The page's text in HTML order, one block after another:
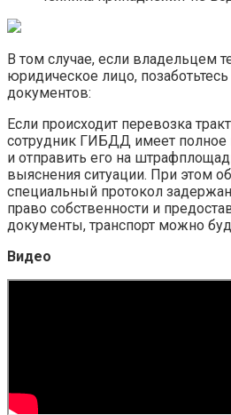
В том случае, если владельцем
юридическое лицо,
документов:
Если происходит перевозка
сотрудник ГИБДД имеет полное
и отправить его на
выяснения ситуации. При этом
специальный протокол
право собственности и
документы, транспорт можно
Видео